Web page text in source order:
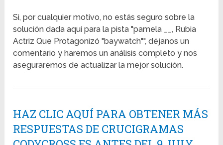
Si, por cualquier motivo, no estás seguro sobre la
solución dada aquí para la pista "pamela __, Rubia
Actriz Que Protagonizó "baywatch"", déjanos un
comentario y haremos un análisis completo y nos
aseguraremos de actualizar la mejor solución.
HAZ CLIC AQUÍ PARA OBTENER MÁS
RESPUESTAS DE CRUCIGRAMAS